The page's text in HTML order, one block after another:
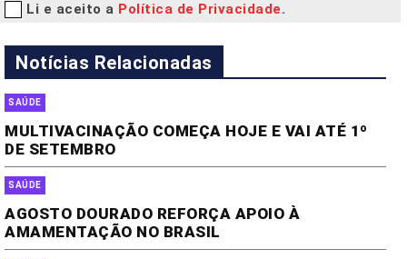
Li e aceito a Política de Privacidade.
Notícias Relacionadas
SAÚDE
MULTIVACINAÇÃO COMEÇA HOJE E VAI ATÉ 1º
DE SETEMBRO
SAÚDE
AGOSTO DOURADO REFORÇA APOIO À
AMAMENTAÇÃO NO BRASIL